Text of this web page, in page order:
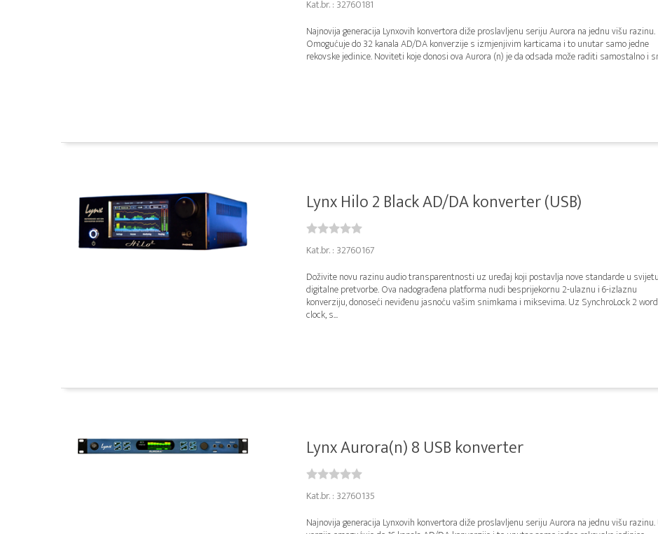
Kat.br. : 32760181
Najnovija generacija Lynxovih konvertora diže proslavljenu seriju Aurora na jednu višu razinu.
Omogućuje do 32 kanala AD/DA konverzije s izmjenjivim karticama i to unutar samo jedne
rekovske jedinice. Noviteti koje donosi ova Aurora (n) je da odsada može raditi samostalno i
Lynx Hilo 2 Black AD/DA konverter (USB)
Kat.br. : 32760167
Doživite novu razinu audio transparentnosti uz uređaj koji postavlja nove standarde u svijetu
digitalne pretvorbe. Ova nadograđena platforma nudi besprijekornu 2-ulaznu i 6-izlaznu
konverziju, donoseći neviđenu jasnoću vašim snimkama i miksevima. Uz SynchroLock 2 word
clock, s...
Lynx Aurora(n) 8 USB konverter
Kat.br. : 32760135
Najnovija generacija Lynxovih konvertora diže proslavljenu seriju Aurora na jednu višu razinu.